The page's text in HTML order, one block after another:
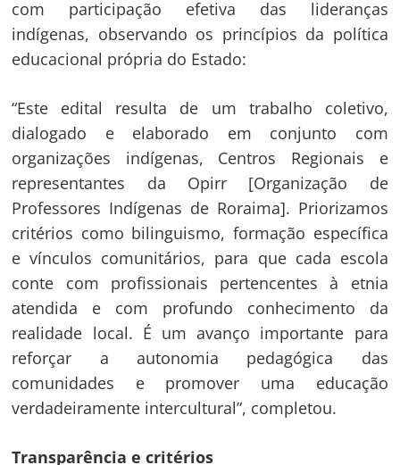
com participação efetiva das lideranças
indígenas, observando os princípios da política
educacional própria do Estado:
“Este edital resulta de um trabalho coletivo,
dialogado e elaborado em conjunto com
organizações indígenas, Centros Regionais e
representantes da Opirr [Organização de
Professores Indígenas de Roraima]. Priorizamos
critérios como bilinguismo, formação específica
e vínculos comunitários, para que cada escola
conte com profissionais pertencentes à etnia
atendida e com profundo conhecimento da
realidade local. É um avanço importante para
reforçar a autonomia pedagógica das
comunidades e promover uma educação
verdadeiramente intercultural”, completou.
Transparência e critérios